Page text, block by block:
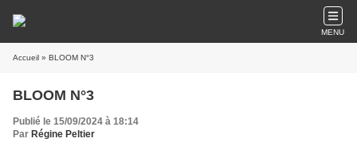
MENU
Accueil » BLOOM N°3
BLOOM N°3
Publié le 15/09/2024 à 18:14
Par Régine Peltier